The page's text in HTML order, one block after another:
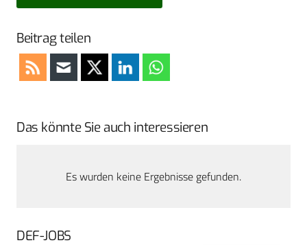
Beitrag teilen
Das könnte Sie auch interessieren
Es wurden keine Ergebnisse gefunden.
DEF-JOBS